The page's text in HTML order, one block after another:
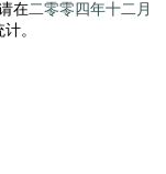
在二零零四年十二月
。